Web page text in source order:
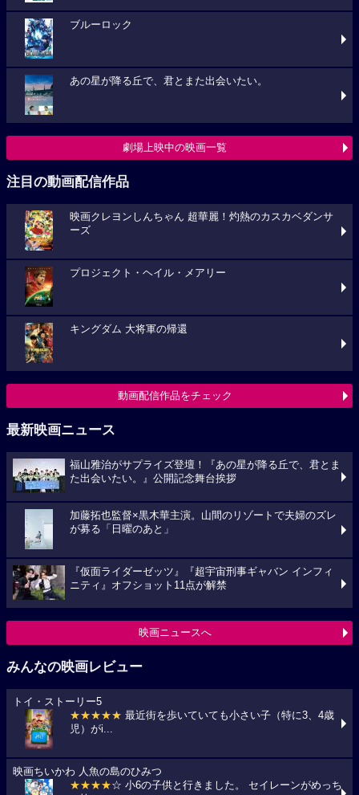
ブルーロック
あの星が降る丘で、君とまた出会いたい。
劇場上映中の映画一覧
注目の動画配信作品
映画クレヨンしんちゃん 超華麗！灼熱のカスカベダンサ
ーズ
プロジェクト・ヘイル・メアリー
キングダム 大将軍の帰還
動画配信作品をチェック
最新映画ニュース
福山雅治がサプライズ登壇！『あの星が降る丘で、君とま
た出会いたい。』公開記念舞台挨拶
加藤拓也監督×黒木華主演。山間のリゾートで夫婦のズレ
が募る「日曜のあと」
『仮面ライダーゼッツ』『超宇宙刑事ギャバン インフィ
ニティ』オフショット11点が解禁
映画ニュースへ
みんなの映画レビュー
トイ・ストーリー5
★★★★★ 最近街を歩いていても小さい子（特に3、4歳
児）がi...
映画ちいかわ 人魚の島のひみつ
★★★★☆ 小6の子供と行きました。 セイレーンがめっち